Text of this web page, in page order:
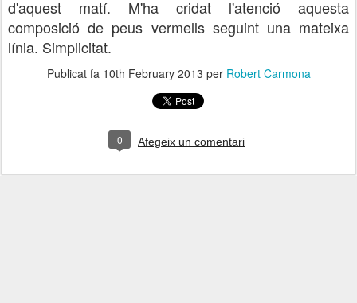
d'aquest matí. M'ha cridat l'atenció aquesta
composició de peus vermells seguint una mateixa
línia. Simplicitat.
Publicat fa 10th February 2013 per Robert Carmona
0 Afegeix un comentari